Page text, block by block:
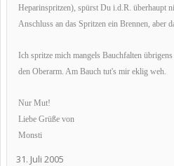
Heparinspritzen), spürst Du i.d.R. überhaupt
Anschluss an das Spritzen ein Brennen, aber
Ich spritze mich mangels Bauchfalten
den Oberarm. Am Bauch tut's mir eklig weh.
Nur Mut!
Liebe Grüße von
Monsti
31. Juli 2005